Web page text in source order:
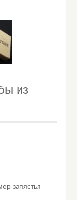
из
запястья